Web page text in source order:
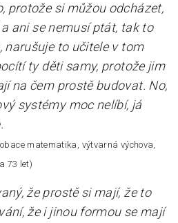
protože si můžou odcházet,
ani se nemusí ptát, tak to
narušuje to učitele v tom
ty děti samy, protože jim
na čem prostě budovat. No,
systémy moc nelíbí, já
matematika, výtvarná výchova,
73 let)
že prostě si mají, že to
že i jinou formou se mají